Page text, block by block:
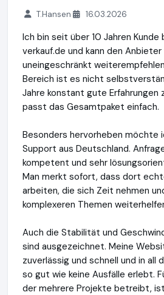
T.Hansen 16.03.2026
Ich bin seit über 10 Jahren
verkauf.de und kann den Anbieter
uneingeschränkt
Bereich ist es nicht
Jahre konstant gute Erfahrungen
passt das Gesamtpaket einfach.
Besonders hervorheben möchte
Support aus Deutschland.
kompetent und sehr
Man merkt sofort, dass dort
arbeiten, die sich Zeit nehmen
komplexeren Themen
Auch die Stabilität und
sind ausgezeichnet. Meine
zuverlässig und schnell und in all
so gut wie keine Ausfälle erlebt.
der mehrere Projekte betreibt,